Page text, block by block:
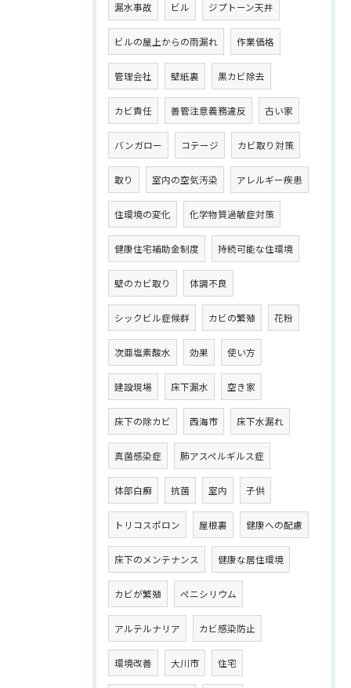
漏水事故 ビル ジプトーン天井
ビルの屋上からの雨漏れ 作業価格
管理会社 壁紙裏 黒カビ除去
カビ責任 善管注意義務違反 古い家
バンガロー コテージ カビ取り対策
取り 室内の空気汚染 アレルギー疾患
住環境の変化 化学物質過敏症対策
健康住宅補助金制度 持続可能な住環境
壁のカビ取り 体調不良
シックビル症候群 カビの繁殖 花粉
次亜塩素酸水 効果 使い方
建設現場 床下漏水 空き家
床下の除カビ 西海市 床下水漏れ
真菌感染症 肺アスペルギルス症
体部白癬 抗菌 室内 子供
トリコスポロン 屋根裏 健康への配慮
床下のメンテナンス 健康な居住環境
カビが繁殖 ペニシリウム
アルテルナリア カビ感染防止
環境改善 大川市 住宅